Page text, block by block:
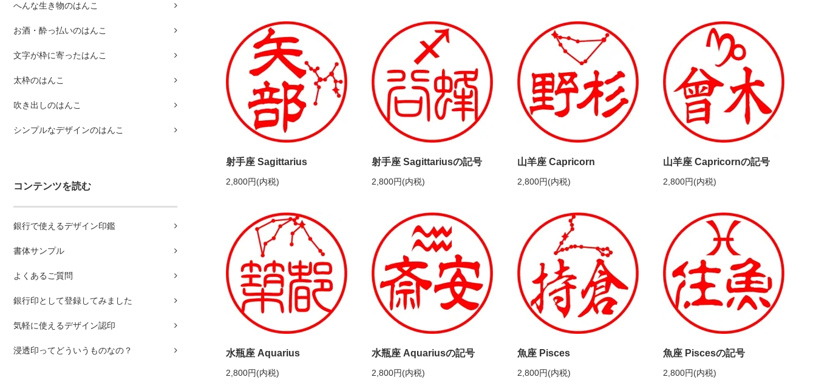
へんな生き物のはんこ
お酒・酔っ払いのはんこ
文字が枠に寄ったはんこ
太枠のはんこ
吹き出しのはんこ
シンプルなデザインのはんこ
コンテンツを読む
銀行で使えるデザイン印鑑
書体サンプル
よくあるご質問
銀行印として登録してみました
気軽に使えるデザイン認印
浸透印ってどういうものなの？
射手座 Sagittarius
2,800円(内税)
射手座 Sagittariusの記号
2,800円(内税)
山羊座 Capricorn
2,800円(内税)
山羊座 Capricornの記号
2,800円(内税)
水瓶座 Aquarius
2,800円(内税)
水瓶座 Aquariusの記号
2,800円(内税)
魚座 Pisces
2,800円(内税)
魚座 Piscesの記号
2,800円(内税)